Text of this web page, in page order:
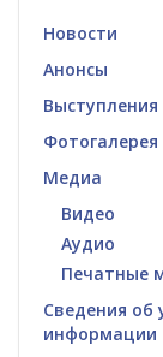
Новости
Анонсы
Выступления
Фотогалерея
Медиа
Видео
Аудио
Печатные
Сведения об
информации